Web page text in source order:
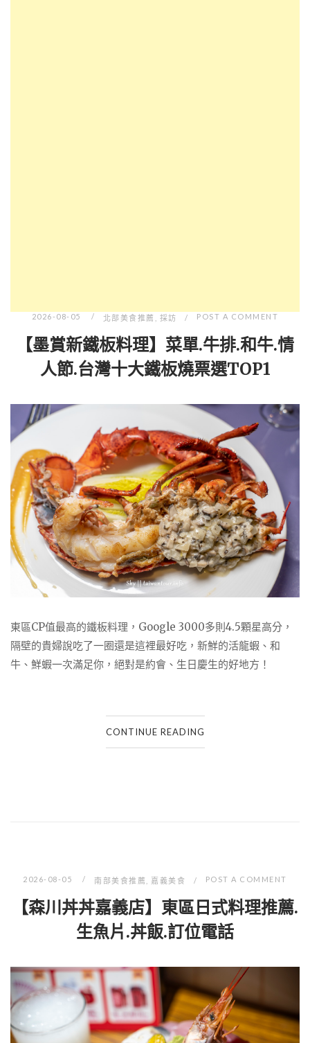
2026-08-05 北部美食推薦 採訪 POST A COMMENT
【墨賞新鐵板料理】菜單.牛排.和牛.情
人節.台灣十大鐵板燒票選TOP1
東區CP值最高的鐵板料理，Google 3000多則4.5顆星高分，
隔壁的貴婦說吃了一圈還是這裡最好吃，新鮮的活龍蝦、和
牛、鮮蝦一次滿足你，絕對是約會、生日慶生的好地方！
CONTINUE READING
2026-08-05 南部美食推薦 嘉義美食 POST A COMMENT
【森川丼丼嘉義店】東區日式料理推薦.
生魚片.丼飯.訂位電話